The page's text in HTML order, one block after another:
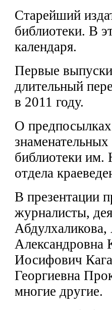
Старейший
библиотеки. В
календаря.
Первые
длительный
в 2011 году.
О
библиотеки им.
отдела
В презентации
журналисты,
Абдулхаликова,
Александровна
Иосифович
Георгиевна
многие другие.